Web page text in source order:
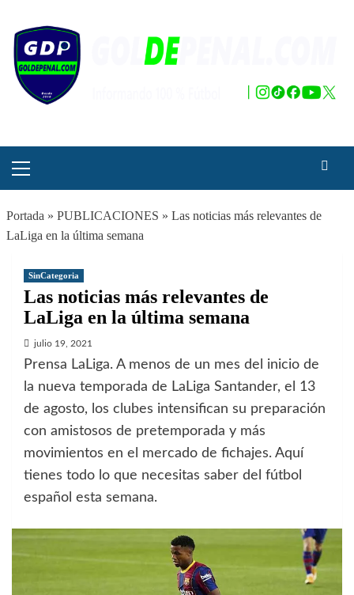
contenido
principal
Portada » PUBLICACIONES » Las noticias más relevantes de
LaLiga en la última semana
SinCategoria
Las noticias más relevantes de
LaLiga en la última semana
julio 19, 2021
Prensa LaLiga. A menos de un mes del inicio de
la nueva temporada de LaLiga Santander, el 13
de agosto, los clubes intensifican su preparación
con amistosos de pretemporada y más
movimientos en el mercado de fichajes. Aquí
tienes todo lo que necesitas saber del fútbol
español esta semana.